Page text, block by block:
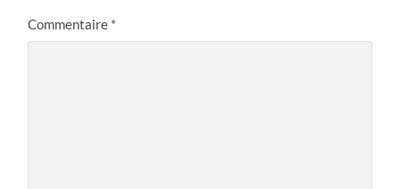
Commentaire *